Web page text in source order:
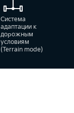
Система
адаптации к
дорожным
условиям
(Terrain mode)